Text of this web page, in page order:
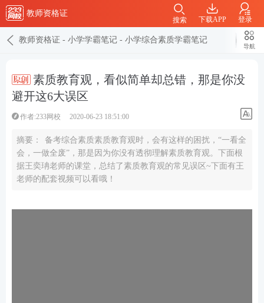
教师资格证
下载APP 登录
搜索
教师资格证 - 小学学霸笔记 - 小学综合素质学霸笔记
导航
素质教育观，看似简单却总错，那是你没
避开这6大误区
作者:233网校 2020-06-23 18:51:00
摘要：
备考综合素质素质教育观时，会有这样的困扰，“一看全
会，一做全废”，那是因为你没有透彻理解素质教育观。下面根
据王奕珃老师的课堂，总结了素质教育观的常见误区~下面有王
老师的配套视频可以看哦！